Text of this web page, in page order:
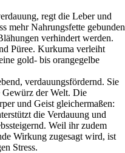
regt die Leber und
mehr Nahrungsfette gebunden
verhindert werden.
Püree. Kurkuma verleiht
gold- bis orangegelbe
verdauungsfördernd. Sie
Gewürz der Welt. Die
und Geist gleichermaßen:
die Verdauung und
Weil ihr zudem
Wirkung zugesagt wird, ist
Stress.